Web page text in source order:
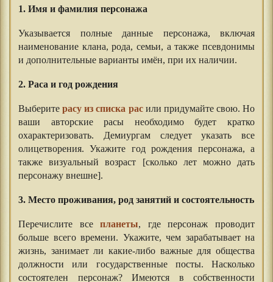
1. Имя и фамилия персонажа
Указывается полные данные персонажа, включая
наименование клана, рода, семьи, а также псевдонимы
и дополнительные варианты имён, при их наличии.
2. Раса и год рождения
Выберитерасу из списка расили придумайте свою. Но
ваши авторские расы необходимо будет кратко
охарактеризовать. Демиургам следует указать все
олицетворения. Укажите год рождения персонажа, а
также визуальный возраст [сколько лет можно дать
персонажу внешне].
3. Место проживания, род занятий и состоятельность
Перечислите всепланеты, где персонаж проводит
больше всего времени. Укажите, чем зарабатывает на
жизнь, занимает ли какие-либо важные для общества
должности или государственные посты. Насколько
состоятелен персонаж? Имеются в собственности